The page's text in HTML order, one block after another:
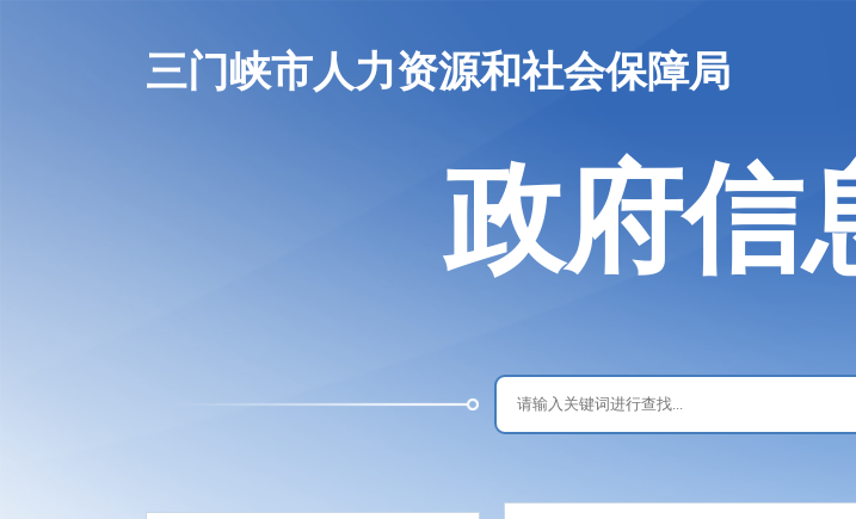
三门峡市人力资源和社会保障局
政府信